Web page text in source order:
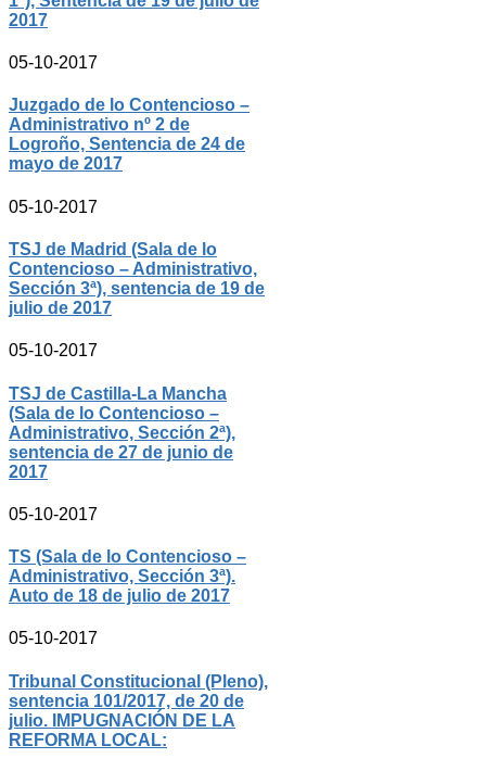
2017
05-10-2017
Juzgado de lo Contencioso –
Administrativo nº 2 de
Logroño, Sentencia de 24 de
mayo de 2017
05-10-2017
TSJ de Madrid (Sala de lo
Contencioso – Administrativo,
Sección 3ª), sentencia de 19 de
julio de 2017
05-10-2017
TSJ de Castilla-La Mancha
(Sala de lo Contencioso –
Administrativo, Sección 2ª),
sentencia de 27 de junio de
2017
05-10-2017
TS (Sala de lo Contencioso –
Administrativo, Sección 3ª).
Auto de 18 de julio de 2017
05-10-2017
Tribunal Constitucional (Pleno),
sentencia 101/2017, de 20 de
julio. IMPUGNACIÓN DE LA
REFORMA LOCAL: